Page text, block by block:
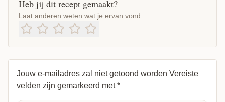
Heb jij dit recept gemaakt?
Laat anderen weten wat je ervan vond.
Jouw e-mailadres zal niet getoond worden Vereiste
velden zijn gemarkeerd met*